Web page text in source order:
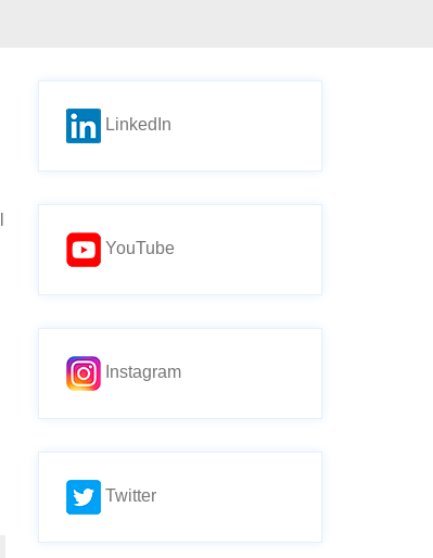
LinkedIn
YouTube
Instagram
Twitter